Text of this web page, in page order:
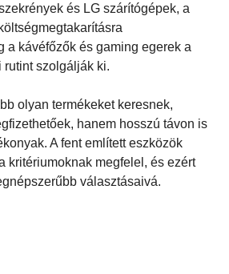
és LG szárítógépek, a
a kávéfőzők és gaming egerek a
rutint szolgálják ki.
olyan termékeket keresnek,
hanem hosszú távon is
A fent említett eszközök
kritériumoknak megfelel, és ezért
választásaivá.